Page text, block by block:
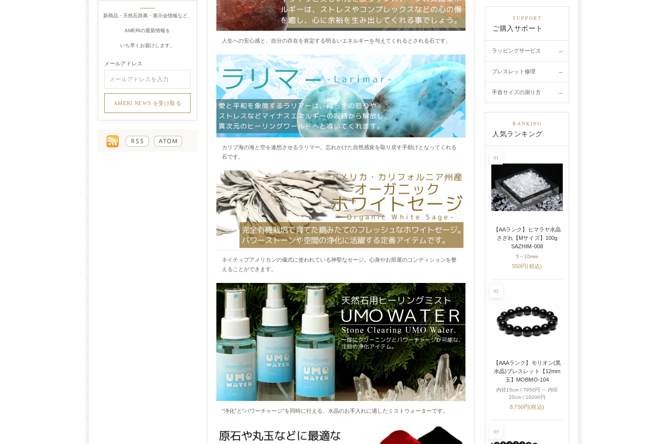
新商品・天然石辞典・展示会情報など、
AMERIの最新情報を
いち早くお届けします。
メールアドレス
レインボームーンストーンブレスレット 2
点 入荷しました。
58,000円(税込)
レインボームーンストーン
ブレスレット【7mm玉】
88,000円(税込)
【8mm玉】
35,000円(税込)
人生への安心感と、自分の存在を肯定する明るいエネルギーを与えてくれるとされる石です。
カリブ海の海と空を連想させるラリマー。忘れかけた自然感覚を取り戻す手助けとなってくれる
石です。
ネイティブアメリカンの儀式に使われている神聖なセージ。心身やお部屋のコンディションを整
えることができます。
“浄化”と“パワーチャージ”を同時に行える、水晶のお手入れに適したミストウォーターです。
SUPPORT
ご購入サポート
ラッピングサービス →
ブレスレット修理 →
手首サイズの測り方 →
RANKING
人気ランキング
01
【AAランク】ヒマラヤ水晶
さざれ【Mサイズ】100g
SAZHIM-008
5～10mm
550円(税込)
02
【AAAランク】モリオン(黒
水晶)ブレスレット【12mm
玉】MOBMO-104
内径15cm / 7950円 ～ 内径
20cm / 10200円
8,750円(税込)
03